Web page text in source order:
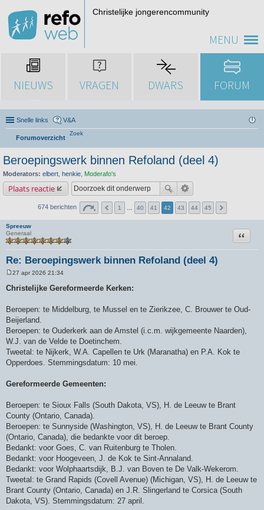
MENU
Christelijke jongerencommunity
NIEUWS VRAGEN DWARS FORUM
Snelle links V&A
Forumoverzicht
Zoek
Beroepingswerk binnen Refoland (deel 4)
Moderators: elbert henkie Moderafo's
Plaats reactie
674 berichten 1 40 41 42 43 44 45
Spreeuw
Generaal
Re: Beroepingswerk binnen Refoland (deel 4)
Citeer
e
r
h
t
27 apr 2026 21:34
Christelijke Gereformeerde Kerken:
Beroepen: te Middelburg, te Mussel en te Zierikzee, C. Brouwer te Oud-
Beijerland.
Beroepen: te Ouderkerk aan de Amstel (i.c.m. wijkgemeente Naarden),
W.J. van de Velde te Doetinchem.
Tweetal: te Nijkerk, W.A. Capellen te Urk (Maranatha) en P.A. Kok te
Opperdoes. Stemmingsdatum: 10 mei.
Gereformeerde Gemeenten:
Beroepen: te Sioux Falls (South Dakota, VS), H. de Leeuw te Brant
County (Ontario, Canada).
Beroepen: te Sunnyside (Washington, VS), H. de Leeuw te Brant County
(Ontario, Canada), die bedankte voor dit beroep.
Bedankt: voor Goes, C. van Ruitenburg te Tholen.
Bedankt: voor Hoogeveen, J. de Kok te Sint-Annaland.
Bedankt: voor Wolphaartsdijk, B.J. van Boven te De Valk-Wekerom.
Tweetal: te Grand Rapids (Covell Avenue) (Michigan, VS), H. de Leeuw te
Brant County (Ontario, Canada) en J.R. Slingerland te Corsica (South
Dakota, VS). Stemmingsdatum: 27 april.